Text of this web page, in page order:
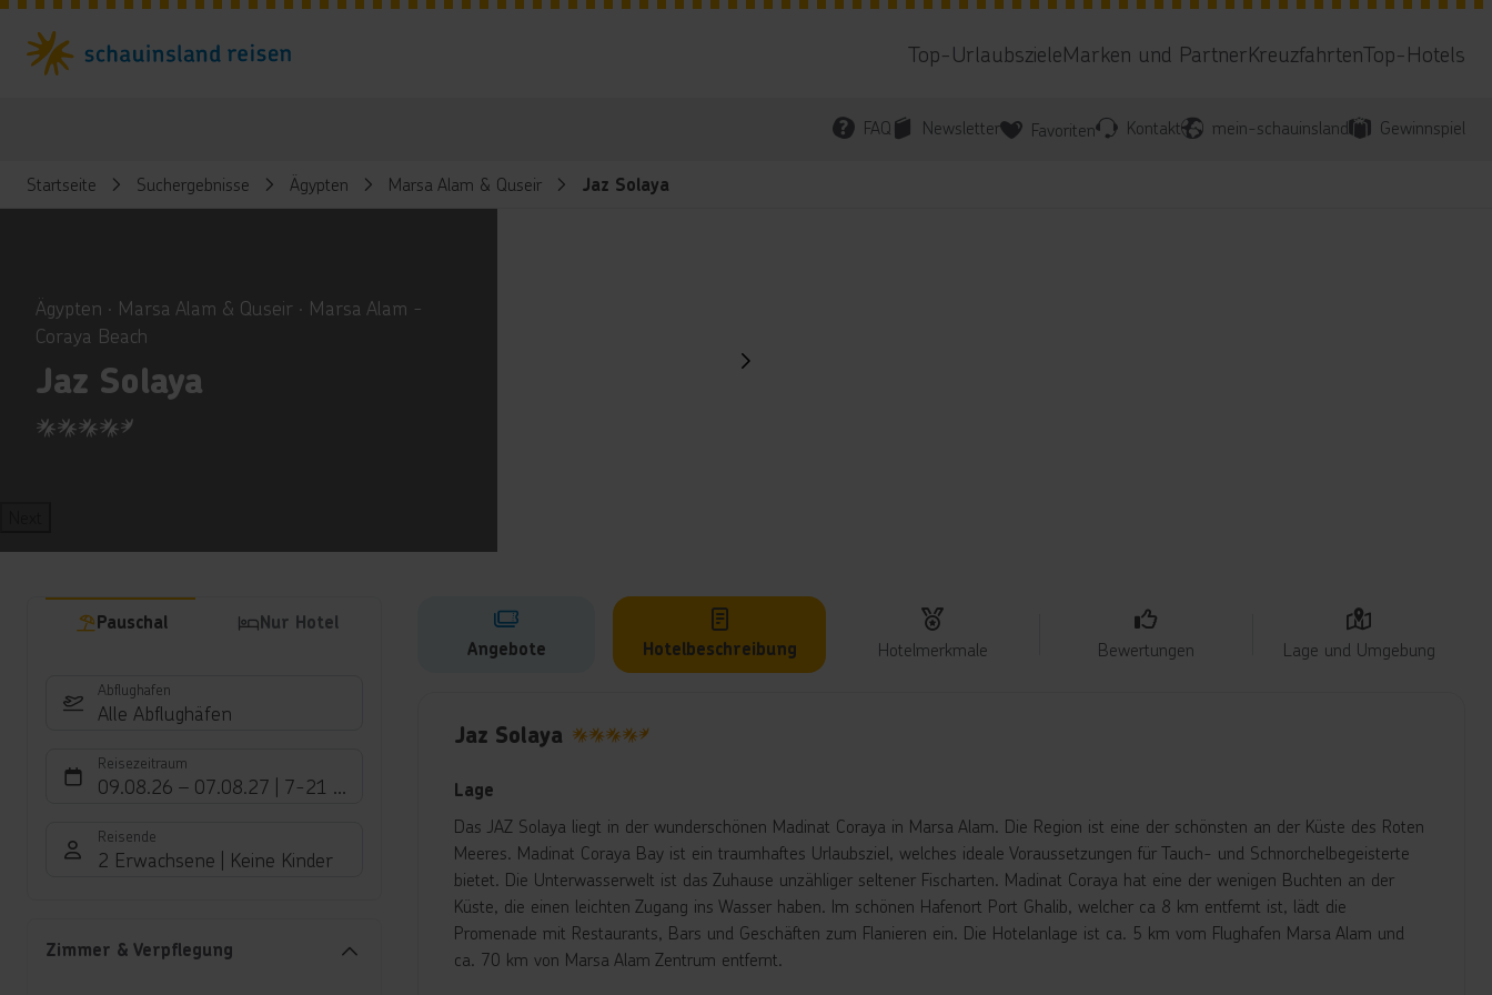
Top-UrlaubszieleMarken und PartnerKreuzfahrtenTop-Hotels
FAQ Newsletter Favoriten Kontakt mein-schauinsland Gewinnspiel
Startseite Suchergebnisse Ägypten Marsa Alam & Quseir Jaz Solaya
Ägypten ∙ Marsa Alam & Quseir ∙ Marsa Alam -
Coraya Beach
Jaz Solaya
4.5
Pauschal Nur Hotel
Abflughafen
Alle Abflughäfen
Reisezeitraum
09.08.26 – 07.08.27 7-21 Nächte
Reisende
2 Erwachsene Keine Kinder
Zimmer & Verpflegung
Angebote Hotelbeschreibung Hotelmerkmale Bewertungen Lage und Umgebung
Jaz Solaya
Lage
Das JAZ Solaya liegt in der wunderschönen Madinat Coraya in Marsa Alam. Die Region ist eine der schönsten an der Küste des Roten
Meeres. Madinat Coraya Bay ist ein traumhaftes Urlaubsziel, welches ideale Voraussetzungen für Tauch- und Schnorchelbegeisterte
bietet. Die Unterwasserwelt ist das Zuhause unzähliger seltener Fischarten. Madinat Coraya hat eine der wenigen Buchten an der
Küste, die einen leichten Zugang ins Wasser haben. Im schönen Hafenort Port Ghalib, welcher ca 8 km entfernt ist, lädt die
Promenade mit Restaurants, Bars und Geschäften zum Flanieren ein. Die Hotelanlage ist ca. 5 km vom Flughafen Marsa Alam und
ca. 70 km von Marsa Alam Zentrum entfernt.